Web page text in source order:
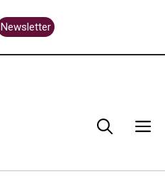
Newsletter